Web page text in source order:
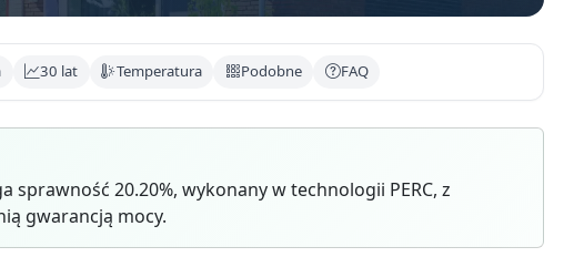
30 lat Temperatura Podobne FAQ
sprawność 20.20%, wykonany w technologii PERC, z
gwarancją mocy.